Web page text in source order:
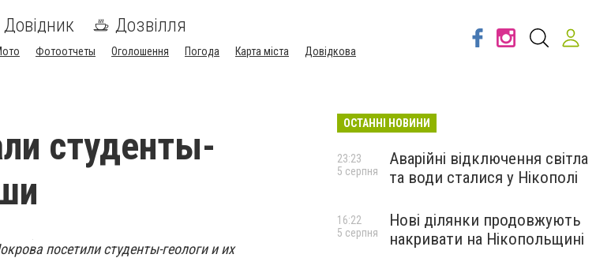
Довідник Дозвілля
Фотоотчеты Оголошення Погода Карта міста Довідкова
студенты-
посетили студенты-геологи и их
ОСТАННІ НОВИНИ
Аварійні відключення світла
та води сталися у Нікополі
23:23
5 серпня
Нові ділянки продовжують
накривати на Нікопольщині
16:22
5 серпня